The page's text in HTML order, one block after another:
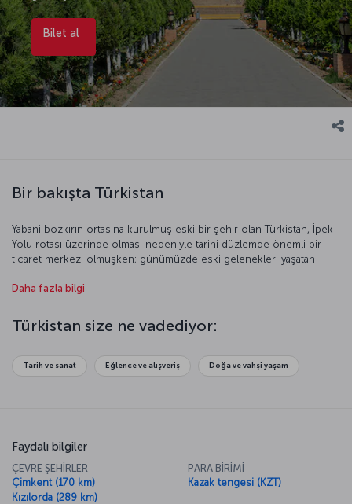
Bilet al
Bir bakışta Türkistan
Yabani bozkırın ortasına kurulmuş eski bir şehir olan Türkistan, İpek
Yolu rotası üzerinde olması nedeniyle tarihi düzlemde önemli bir
ticaret merkezi olmuşken; günümüzde eski gelenekleri yaşatan
seçilen Türkistan, Divan-ı Hikmet eserini yazan ilim insanı Hoca
kültür dolu bir seyahat sunuyor.
Daha fazla bilgi
Türkistan size ne vadediyor:
Tarih ve sanat Eğlence ve alışveriş Doğa ve vahşi yaşam
Faydalı bilgiler
ÇEVRE ŞEHİRLER
Çimkent (170 km)
Kızılorda (289 km)
PARA BİRİMİ
Kazak tengesi (KZT)